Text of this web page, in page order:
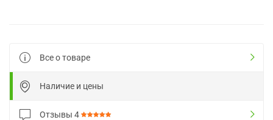
Все о товаре
Наличие и цены
Отзывы 4